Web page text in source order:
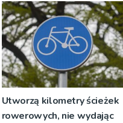
pokoleń
Utworzą kilometry ścieżek
rowerowych, nie wydając